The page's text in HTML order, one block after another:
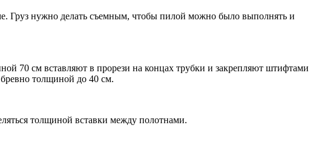
Груз нужно делать съемным, чтобы пилой можно было выполнять и
70 см вставляют в прорези на концах трубки и закрепляют штифтами
толщиной до 40 см.
толщиной вставки между полотнами.